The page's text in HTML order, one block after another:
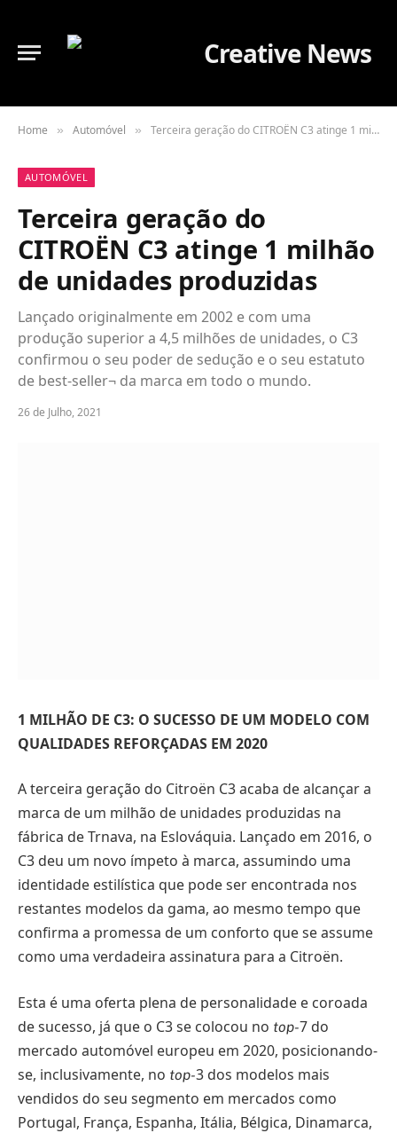
Home » Automóvel » Terceira geração do CITROËN C3 atinge 1 milhão de unidades produzidas
AUTOMÓVEL
Terceira geração do
CITROËN C3 atinge 1 milhão
de unidades produzidas
Lançado originalmente em 2002 e com uma
produção superior a 4,5 milhões de unidades, o C3
confirmou o seu poder de sedução e o seu estatuto
de best-seller¬ da marca em todo o mundo.
26 de Julho, 2021
1 MILHÃO DE C3: O SUCESSO DE UM MODELO COM
QUALIDADES REFORÇADAS EM 2020
A terceira geração do Citroën C3 acaba de alcançar a
marca de um milhão de unidades produzidas na
fábrica de Trnava, na Eslováquia. Lançado em 2016, o
C3 deu um novo ímpeto à marca, assumindo uma
identidade estilística que pode ser encontrada nos
restantes modelos da gama, ao mesmo tempo que
confirma a promessa de um conforto que se assume
como uma verdadeira assinatura para a Citroën.
Esta é uma oferta plena de personalidade e coroada
de sucesso, já que o C3 se colocou no top-7 do
mercado automóvel europeu em 2020, posicionando-
se, inclusivamente, no top-3 dos modelos mais
vendidos do seu segmento em mercados como
Portugal, França, Espanha, Itália, Bélgica, Dinamarca,